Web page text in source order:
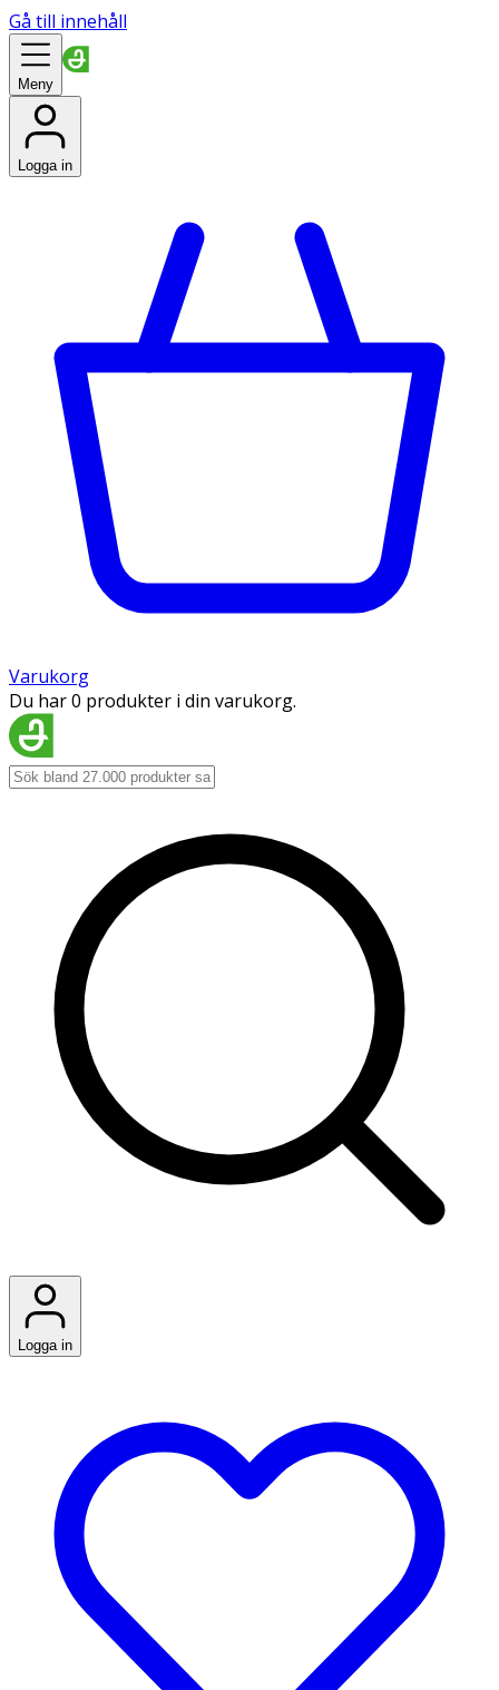
Gå till innehåll
Meny
Logga in
Varukorg
Du har 0 produkter i din varukorg.
Logga in